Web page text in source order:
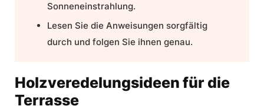
Sonneneinstrahlung.
Lesen Sie die Anweisungen sorgfältig
durch und folgen Sie ihnen genau.
Holzveredelungsideen für die
Terrasse